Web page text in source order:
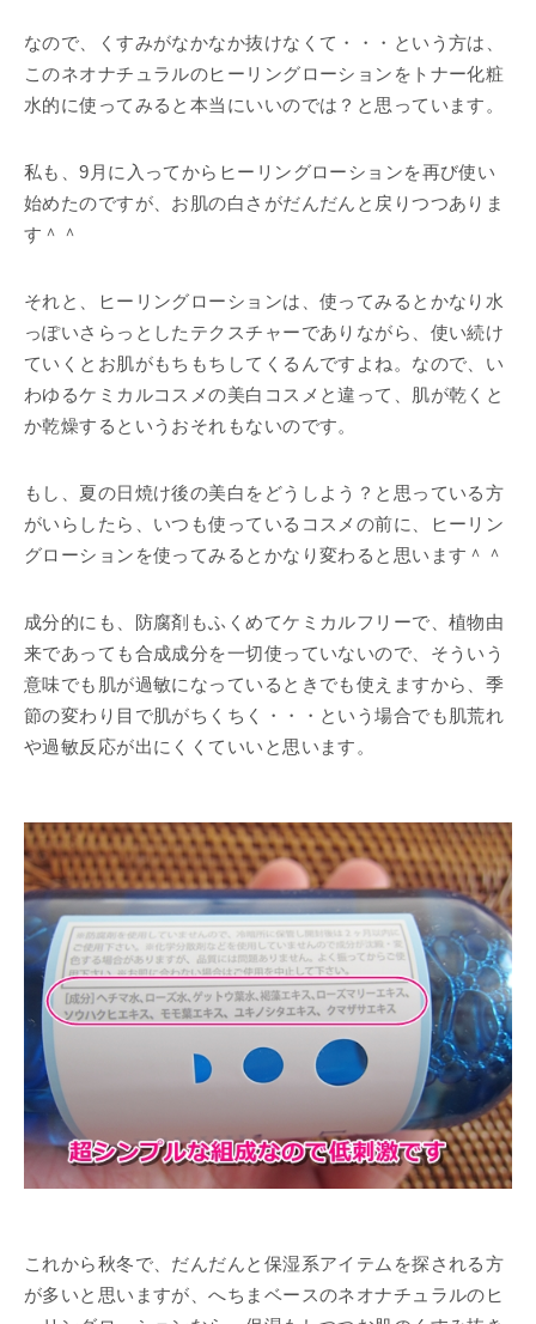
なので、くすみがなかなか抜けなくて・・・という方は、
このネオナチュラルのヒーリングローションをトナー化粧
水的に使ってみると本当にいいのでは？と思っています。
私も、9月に入ってからヒーリングローションを再び使い
始めたのですが、お肌の白さがだんだんと戻りつつありま
す＾＾
それと、ヒーリングローションは、使ってみるとかなり水
っぽいさらっとしたテクスチャーでありながら、使い続け
ていくとお肌がもちもちしてくるんですよね。なので、い
わゆるケミカルコスメの美白コスメと違って、肌が乾くと
か乾燥するというおそれもないのです。
もし、夏の日焼け後の美白をどうしよう？と思っている方
がいらしたら、いつも使っているコスメの前に、ヒーリン
グローションを使ってみるとかなり変わると思います＾＾
成分的にも、防腐剤もふくめてケミカルフリーで、植物由
来であっても合成成分を一切使っていないので、そういう
意味でも肌が過敏になっているときでも使えますから、季
節の変わり目で肌がちくちく・・・という場合でも肌荒れ
や過敏反応が出にくくていいと思います。
これから秋冬で、だんだんと保湿系アイテムを探される方
が多いと思いますが、へちまベースのネオナチュラルのヒ